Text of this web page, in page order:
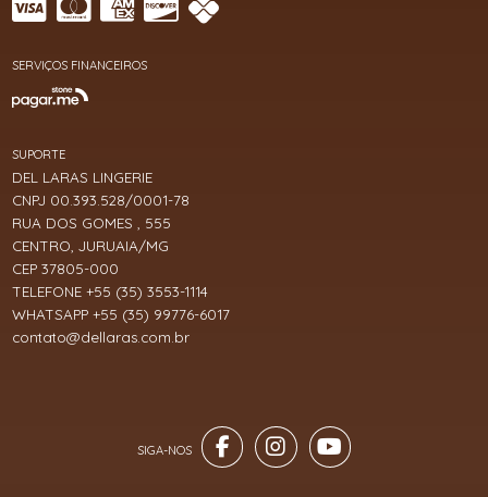
SERVIÇOS FINANCEIROS
SUPORTE
DEL LARAS LINGERIE
CNPJ 00.393.528/0001-78
RUA DOS GOMES , 555
CENTRO, JURUAIA/MG
CEP 37805-000
TELEFONE +55 (35) 3553-1114
WHATSAPP +55 (35) 99776-6017
contato@dellaras.com.br